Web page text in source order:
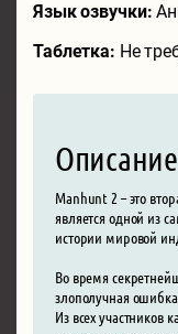
Язык озвучки:
Таблетка: Не
Manhunt 2 – это
является одной из
истории мировой
Во время
злополучная
Из всех участников